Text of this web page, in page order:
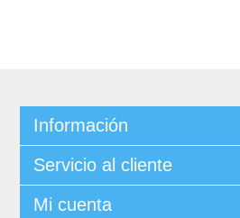
Información
Servicio al cliente
Mi cuenta